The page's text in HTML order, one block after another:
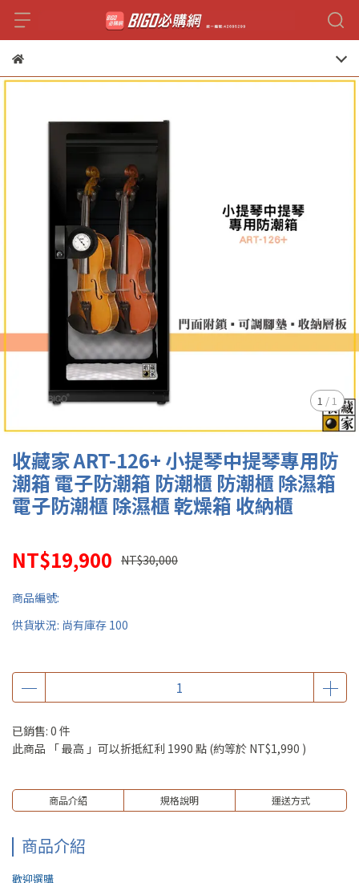
1 / 1
收藏家 ART-126+ 小提琴中提琴專用防
潮箱 電子防潮箱 防潮櫃 防潮櫃 除濕箱
電子防潮櫃 除濕櫃 乾燥箱 收納櫃
NT$19,900 NT$30,000
商品編號:
供貨狀況: 尚有庫存 100
已銷售: 0 件
此商品 「 最高 」可以折抵紅利 1990 點 (約等於 NT$1,990 )
商品介紹 規格說明 運送方式
商品介紹
歡迎選購